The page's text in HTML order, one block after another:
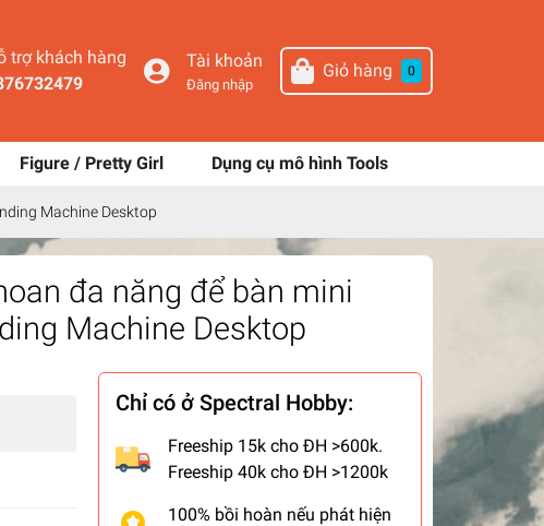
trợ khách hàng
Tài khoản
Đăng nhập
Giỏ hàng 0
Figure / Pretty Girl Dụng cụ mô hình Tools
Machine Desktop
đa năng để bàn mini
Machine Desktop
Chỉ có ở Spectral Hobby:
Freeship 15k cho ĐH >600k.
Freeship 40k cho ĐH >1200k
100% bồi hoàn nếu phát hiện